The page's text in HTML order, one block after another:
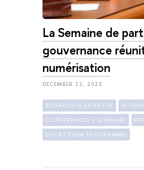
La Semaine de
gouvernance
numérisation
DECEMBER 22, 2023
RESEARCH & EXPERTISE
CONFERENCES & SEMINARS
SHORT-TERM PROGRAMMES